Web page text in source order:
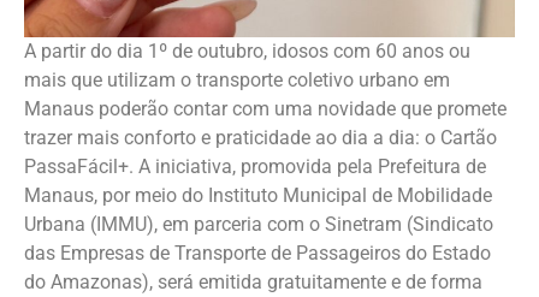
A partir do dia 1º de outubro, idosos com 60 anos ou
mais que utilizam o transporte coletivo urbano em
Manaus poderão contar com uma novidade que promete
trazer mais conforto e praticidade ao dia a dia: o Cartão
PassaFácil+. A iniciativa, promovida pela Prefeitura de
Manaus, por meio do Instituto Municipal de Mobilidade
Urbana (IMMU), em parceria com o Sinetram (Sindicato
das Empresas de Transporte de Passageiros do Estado
do Amazonas), será emitida gratuitamente e de forma